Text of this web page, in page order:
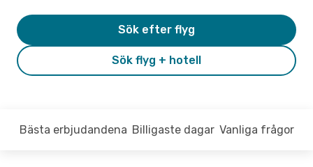
Sök flyg + hotell
Sök efter flyg
Bästa erbjudandena Billigaste dagar Vanliga frågor